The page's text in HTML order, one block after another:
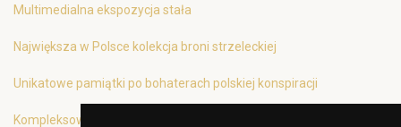
Multimedialna ekspozycja stała
Największa w Polsce kolekcja broni strzeleckiej
Unikatowe pamiątki po bohaterach polskiej konspiracji
Kompleksowa oferta edukacyjna